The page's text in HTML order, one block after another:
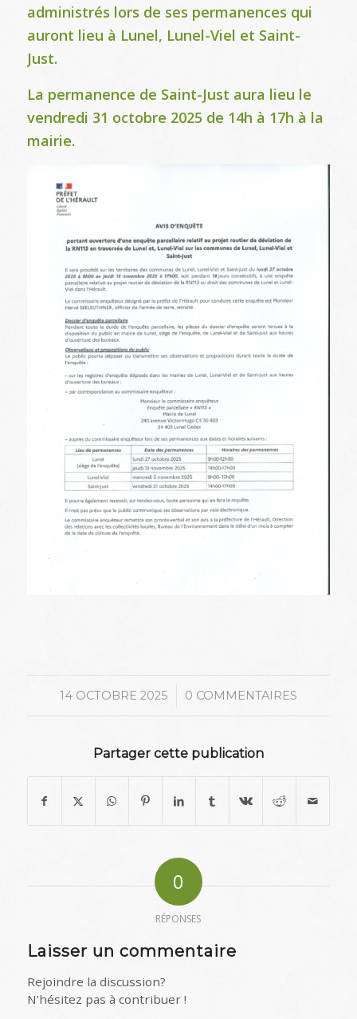
administrés lors de ses permanences qui
auront lieu à Lunel, Lunel-Viel et Saint-
Just.
La permanence de Saint-Just aura lieu le
vendredi 31 octobre 2025 de 14h à 17h à la
mairie.
14 OCTOBRE 2025
/ 0 COMMENTAIRES
Partager cette publication
0
RÉPONSES
Laisser un commentaire
Rejoindre la discussion?
N’hésitez pas à contribuer !